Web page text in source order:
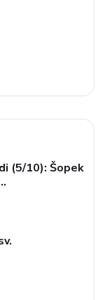
(5/10): Šopek